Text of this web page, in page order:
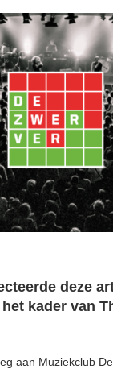
deze
kader van
aan Muziekclub